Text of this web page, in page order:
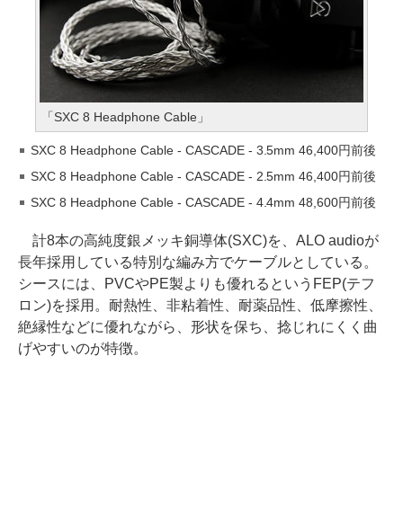
「SXC 8 Headphone Cable」
SXC 8 Headphone Cable - CASCADE - 3.5mm 46,400円前後
SXC 8 Headphone Cable - CASCADE - 2.5mm 46,400円前後
SXC 8 Headphone Cable - CASCADE - 4.4mm 48,600円前後
計8本の高純度銀メッキ銅導体(SXC)を、ALO audioが
長年採用している特別な編み方でケーブルとしている。
シースには、PVCやPE製よりも優れるというFEP(テフ
ロン)を採用。耐熱性、非粘着性、耐薬品性、低摩擦性、
絶縁性などに優れながら、形状を保ち、捻じれにくく曲
げやすいのが特徴。